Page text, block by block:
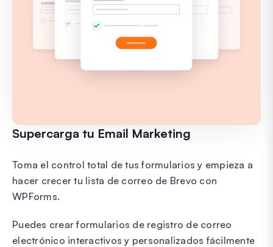
Supercarga tu Email Marketing
Toma el control total de tus formularios y empieza a
hacer crecer tu lista de correo de Brevo con
WPForms.
Puedes crear formularios de registro de correo
electrónico interactivos y personalizados fácilmente